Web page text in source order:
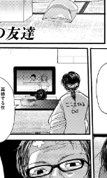
カー日本代表・森保